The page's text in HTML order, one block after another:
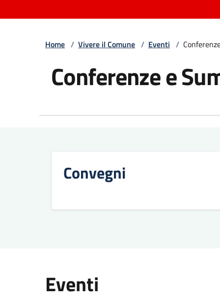
Home / Vivere il Comune / Eventi /
Conferenze e
Convegni
Eventi